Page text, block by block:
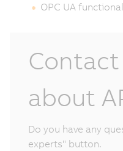
OPC UA
about
Do you have any
experts" button.